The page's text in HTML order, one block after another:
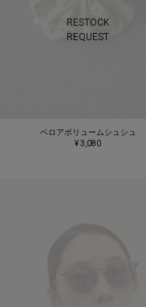
RESTOCK
REQUEST
ベロアボリュームシュシュ
¥ 3,080